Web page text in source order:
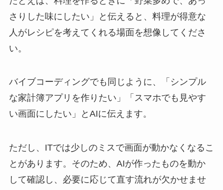
さりした味にしたい」と伝えると、料理が得意な
人がレシピを考えてくれる場面を想像してくださ
い。
バイブコーディングでも同じように、「シンプル
な家計簿アプリを作りたい」「スマホでも見やす
い画面にしたい」とAIに伝えます。
ただし、ITでは少しのミスで画面が動かなくなるこ
とがあります。そのため、AIが作ったものを動か
して確認し、必要に応じて直す流れが欠かせませ